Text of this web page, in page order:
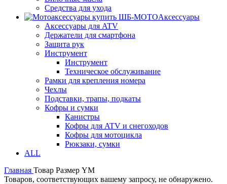
Средства для ухода
Аксессуары
Аксессуары для ATV
Держатели для смартфона
Защита рук
Инструмент
Инструмент
Техническое обслуживание
Рамки для крепления номера
Чехлы
Подставки, трапы, подкаты
Кофры и сумки
Канистры
Кофры для ATV и снегоходов
Кофры для мотоцикла
Рюкзаки, сумки
ALL
Главная Товар Размер YM
Товаров, соответствующих вашему запросу, не обнаружено.